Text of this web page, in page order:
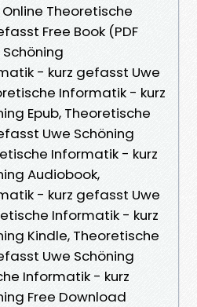
Theoretische
Free Book (PDF
- kurz gefasst Uwe
Informatik - kurz
Epub, Theoretische
Uwe Schöning
Informatik - kurz
Audiobook,
- kurz gefasst Uwe
Informatik - kurz
Kindle, Theoretische
Uwe Schöning
Informatik - kurz
Free Download